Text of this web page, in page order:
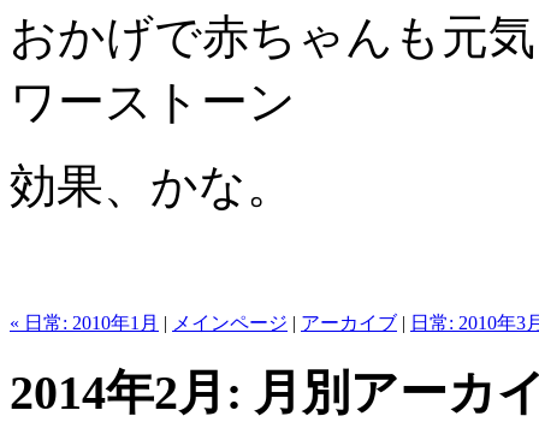
おかげで赤ちゃんも元
ワーストーン
効果、かな。
« 日常: 2010年1月 | メインページ | アーカイブ | 日常: 2010年3
2014年2月: 月別アーカ